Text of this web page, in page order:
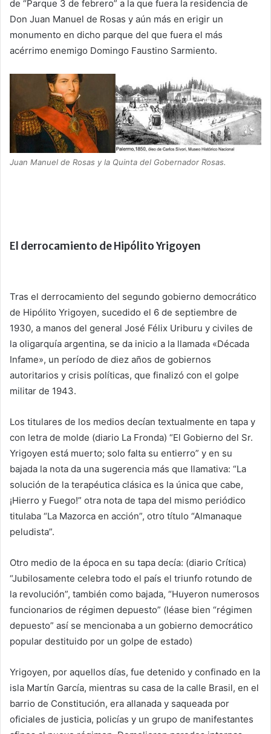
de “Parque 3 de febrero” a la que fuera la residencia de
Don Juan Manuel de Rosas y aún más en erigir un
monumento en dicho parque del que fuera el más
acérrimo enemigo Domingo Faustino Sarmiento.
Juan Manuel de Rosas y la Quinta del Gobernador Rosas.
El derrocamiento de Hipólito Yrigoyen
Tras el derrocamiento del segundo gobierno democrático
de Hipólito Yrigoyen, sucedido el 6 de septiembre de
1930, a manos del general José Félix Uriburu y civiles de
la oligarquía argentina, se da inicio a la llamada «Década
Infame», un período de diez años de gobiernos
autoritarios y crisis políticas, que finalizó con el golpe
militar de 1943.
Los titulares de los medios decían textualmente en tapa y
con letra de molde (diario La Fronda) “El Gobierno del Sr.
Yrigoyen está muerto; solo falta su entierro” y en su
bajada la nota da una sugerencia más que llamativa: “La
solución de la terapéutica clásica es la única que cabe,
¡Hierro y Fuego!” otra nota de tapa del mismo periódico
titulaba “La Mazorca en acción”, otro título “Almanaque
peludista”.
Otro medio de la época en su tapa decía: (diario Crítica)
“Jubilosamente celebra todo el país el triunfo rotundo de
la revolución”, también como bajada, “Huyeron numerosos
funcionarios de régimen depuesto” (léase bien “régimen
depuesto” así se mencionaba a un gobierno democrático
popular destituido por un golpe de estado)
Yrigoyen, por aquellos días, fue detenido y confinado en la
isla Martín García, mientras su casa de la calle Brasil, en el
barrio de Constitución, era allanada y saqueada por
oficiales de justicia, policías y un grupo de manifestantes